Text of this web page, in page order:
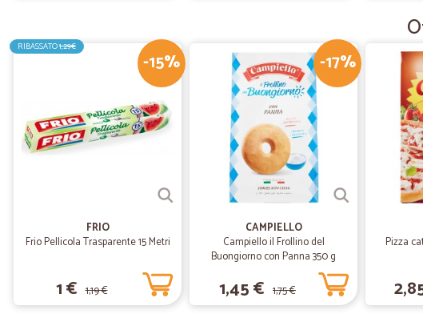
-15%
RIBASSATO1,29€
FRIO
Frio Pellicola Trasparente 15 Metri
1 € 1,19 €
-17%
CAMPIELLO
Campiello il Frollino del
Buongiorno con Panna 350 g
1,45 € 1,75 €
Pizza